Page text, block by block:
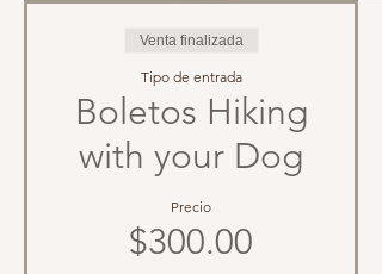
Venta finalizada
Tipo de entrada
Boletos Hiking
with your Dog
Precio
$300.00